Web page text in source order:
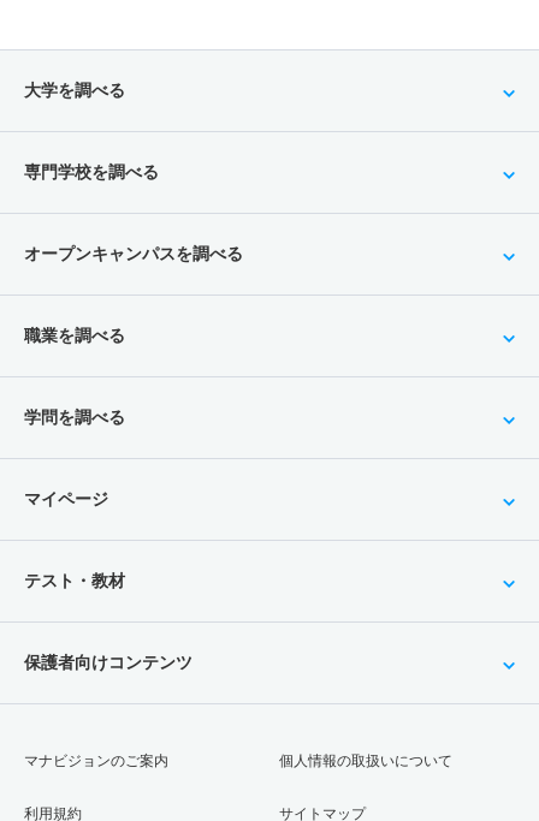
大学を調べる
専門学校を調べる
オープンキャンパスを調べる
職業を調べる
学問を調べる
マイページ
テスト・教材
保護者向けコンテンツ
マナビジョンのご案内
利用規約
個人情報の取扱いについて
サイトマップ